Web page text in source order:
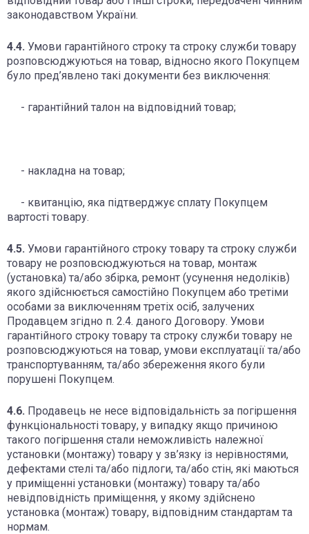
законодавством України.
4.4. Умови гарантійного строку та строку служби товару
розповсюджуються на товар, відносно якого Покупцем
було пред’явлено такі документи без виключення:
- гарантійний талон на відповідний товар;
- накладна на товар;
- квитанцію, яка підтверджує сплату Покупцем
вартості товару.
4.5. Умови гарантійного строку товару та строку служби
товару не розповсюджуються на товар, монтаж
(установка) та/або збірка, ремонт (усунення недоліків)
якого здійснюється самостійно Покупцем або третіми
особами за виключенням третіх осіб, залучених
Продавцем згідно п. 2.4. даного Договору. Умови
гарантійного строку товару та строку служби товару не
розповсюджуються на товар, умови експлуатації та/або
транспортуванням, та/або збереження якого були
порушені Покупцем.
4.6. Продавець не несе відповідальність за погіршення
функціональності товару, у випадку якщо причиною
такого погіршення стали неможливість належної
установки (монтажу) товару у зв’язку із нерівностями,
дефектами стелі та/або підлоги, та/або стін, які маються
у приміщенні установки (монтажу) товару та/або
невідповідність приміщення, у якому здійснено
установка (монтаж) товару, відповідним стандартам та
нормам.